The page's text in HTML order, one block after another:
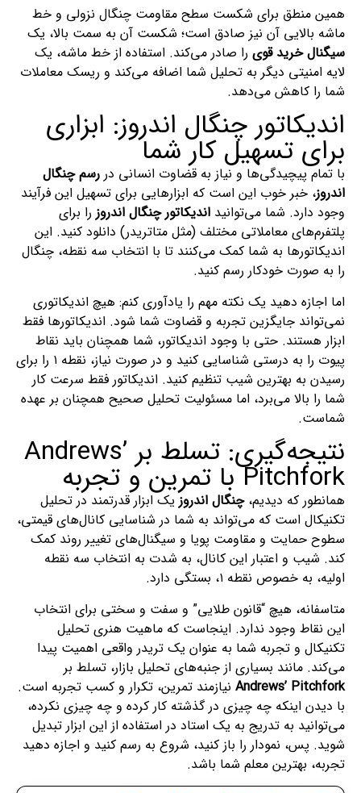
همین منطق برای شکست سطح مقاومت چنگال نزولی و خط
ماشه بالایی آن نیز صادق است؛ شکست آن به سمت بالا، یک
سیگنال خرید قوی را صادر می‌کند. استفاده از خط ماشه، یک
لایه امنیتی دیگر به تحلیل شما اضافه می‌کند و ریسک معاملات
شما را کاهش می‌دهد.
اندیکاتور چنگال اندروز: ابزاری
برای تسهیل کار شما
با تمام پیچیدگی‌ها و نیاز به قضاوت انسانی در رسم چنگال
اندروز، خبر خوب این است که ابزارهایی برای تسهیل این فرآیند
وجود دارد. شما می‌توانید اندیکاتور چنگال اندروزرا برای
پلتفرم‌های معاملاتی مختلف (مثل متاتریدر) دانلود کنید. این
اندیکاتورها به شما کمک می‌کنند تا با انتخاب سه نقطه، چنگال
را به صورت خودکار رسم کنید.
اما اجازه دهید یک نکته مهم را یادآوری کنم: هیچ اندیکاتوری
نمی‌تواند جایگزین تجربه و قضاوت شما شود. اندیکاتورها فقط
ابزار هستند. حتی با وجود اندیکاتور، شما همچنان باید نقاط
پیوت را به درستی شناسایی کنید و در صورت نیاز، نقطه ۱ را برای
رسیدن به بهترین شیب تنظیم کنید. اندیکاتور فقط سرعت کار
شما را بالا می‌برد، اما مسئولیت تحلیل صحیح همچنان بر عهده
شماست.
نتیجه‌گیری: تسلط بر Andrews’
Pitchfork با تمرین و تجربه
همانطور که دیدیم،چنگال اندروزیک ابزار قدرتمند در تحلیل
تکنیکال است که می‌تواند به شما در شناسایی کانال‌های قیمتی،
سطوح حمایت و مقاومت پویا و سیگنال‌های تغییر روند کمک
کند. شیب و اعتبار این کانال، به شدت به انتخاب سه نقطه
اولیه، به خصوص نقطه ۱، بستگی دارد.
متاسفانه، هیچ “قانون طلایی” و سفت و سختی برای انتخاب
این نقاط وجود ندارد. اینجاست که ماهیت هنری تحلیل
تکنیکال و تجربه شما به عنوان یک تریدر واقعی اهمیت پیدا
می‌کند. مانند بسیاری از جنبه‌های تحلیل بازار، تسلط بر
Andrews’ Pitchfork نیازمند تمرین، تکرار و کسب تجربه است.
با دیدن اینکه چه چیزی در گذشته کار کرده و چه چیزی نکرده،
می‌توانید به تدریج به یک استاد در استفاده از این ابزار تبدیل
شوید. پس، نمودار را باز کنید، شروع به رسم کنید و اجازه دهید
تجربه، بهترین معلم شما باشد.